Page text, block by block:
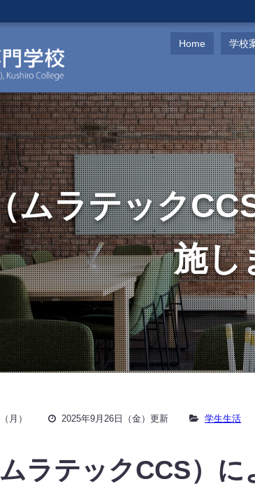
Home 学校
ムラテック
施し
月） 2025年9月26日（金）更新 学生生活
ラテックCCS）